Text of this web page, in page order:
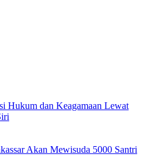
Hukum dan Keagamaan Lewat
Akan Mewisuda 5000 Santri